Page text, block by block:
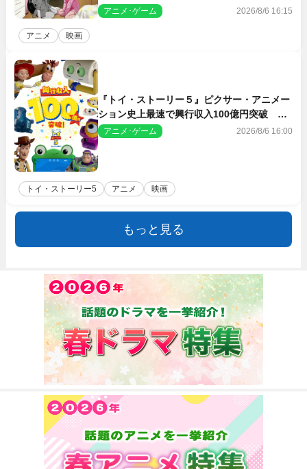
客賞・金賞受賞！
アニメ･ゲーム 2026/8/6 16:15
アニメ 映画
『トイ・ストーリー５』ピクサー・アニメー
ション史上最速で興行収入100億円突破 シ
リーズNo.1興収が目前
アニメ･ゲーム 2026/8/6 16:00
トイ・ストーリー5 アニメ 映画
もっと見る